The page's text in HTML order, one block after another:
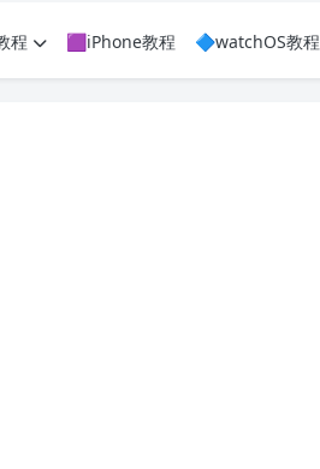
程 🟪iPhone教程 🔷watchOS教程